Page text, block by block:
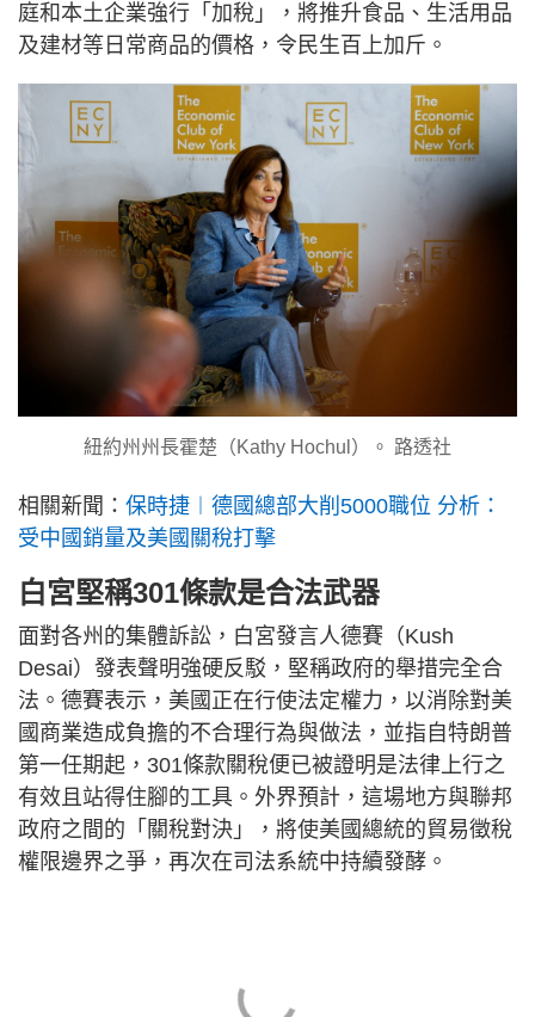
庭和本土企業強行「加稅」，將推升食品、生活用品
及建材等日常商品的價格，令民生百上加斤。
紐約州州長霍楚（Kathy Hochul）。 路透社
相關新聞： 保時捷︱德國總部大削5000職位 分析：
受中國銷量及美國關稅打擊
白宮堅稱301條款是合法武器
面對各州的集體訴訟，白宮發言人德賽（Kush
Desai）發表聲明強硬反駁，堅稱政府的舉措完全合
法。德賽表示，美國正在行使法定權力，以消除對美
國商業造成負擔的不合理行為與做法，並指自特朗普
第一任期起，301條款關稅便已被證明是法律上行之
有效且站得住腳的工具。外界預計，這場地方與聯邦
政府之間的「關稅對決」，將使美國總統的貿易徵稅
權限邊界之爭，再次在司法系統中持續發酵。